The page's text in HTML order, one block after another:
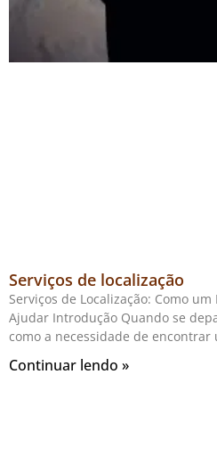
Serviços de localização
Serviços de Localização: Como
Ajudar Introdução Quando se
como a necessidade de encontrar
Continuar lendo »